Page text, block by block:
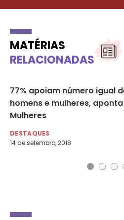
MATÉRIAS
RELACIONADAS
77% apoiam número igual
homens e mulheres,
Mulheres
DESTAQUES
14 de setembro, 2018